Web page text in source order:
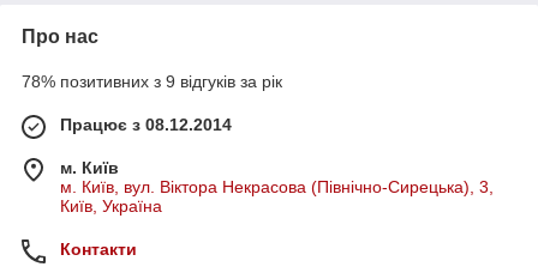
Про нас
78% позитивних з 9 відгуків за рік
Працює з 08.12.2014
м. Київ
м. Київ, вул. Віктора Некрасова (Північно-Сирецька), 3,
Київ, Україна
Контакти